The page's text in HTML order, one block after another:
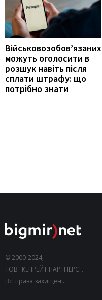
Військовозобов’язаних
можуть оголосити в
розшук навіть після
сплати штрафу: що
потрібно знати
© 2000-2024,
ТОВ "КЕПРЕЙТ ПАРТНЕРС".
Всі права захищені.